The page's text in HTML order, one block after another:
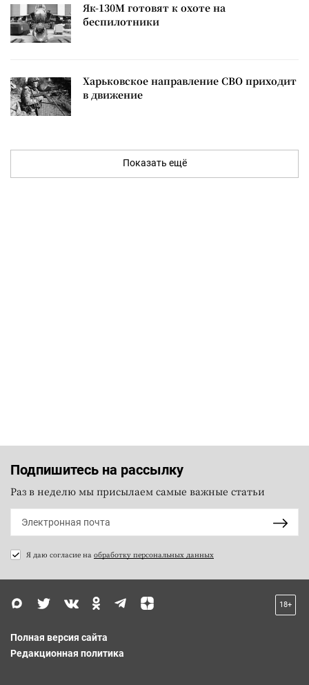
Як-130М готовят к охоте на
беспилотники
Харьковское направление СВО приходит
в движение
Показать ещё
Подпишитесь на рассылку
Раз в неделю мы присылаем самые важные статьи
Я даю согласие на обработку персональных данных
18+
Полная версия сайта
Редакционная политика